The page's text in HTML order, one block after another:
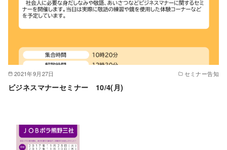
2021年9月27日 セミナー告知
ビジネスマナーセミナー 10/4(月)